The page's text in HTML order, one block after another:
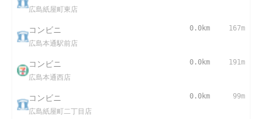
広島紙屋町東店
コンビニ
広島本通駅前店
0.0km 167m
コンビニ
広島本通西店
0.0km 191m
コンビニ
広島紙屋町二丁目店
0.0km 99m